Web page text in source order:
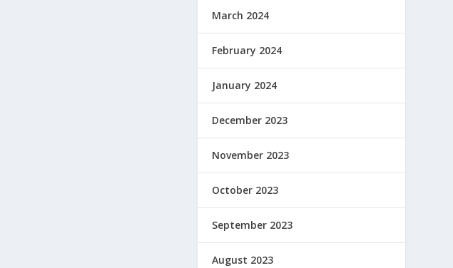
March 2024
February 2024
January 2024
December 2023
November 2023
October 2023
September 2023
August 2023